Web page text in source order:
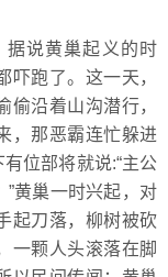
说黄巢起义的时
跑了。这一天，
偷沿着山沟潜行，
，那恶霸连忙躲进
位部将就说:“主公
黄巢一时兴起，对
起刀落，柳树被砍
一颗人头滚落在脚